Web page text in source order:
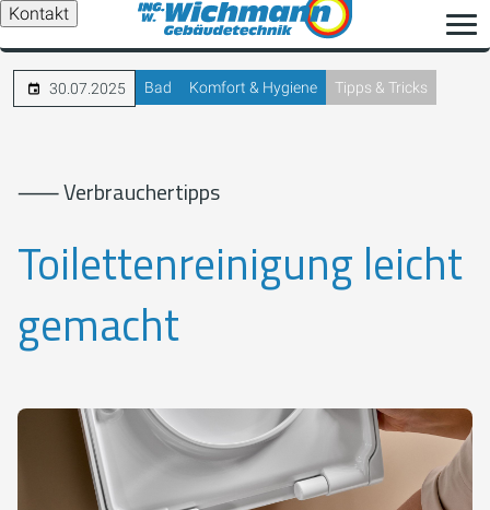
Kontakt
30.07.2025 Bad Komfort & Hygiene Tipps & Tricks
⸺ Verbrauchertipps
Toilettenreinigung leicht
gemacht